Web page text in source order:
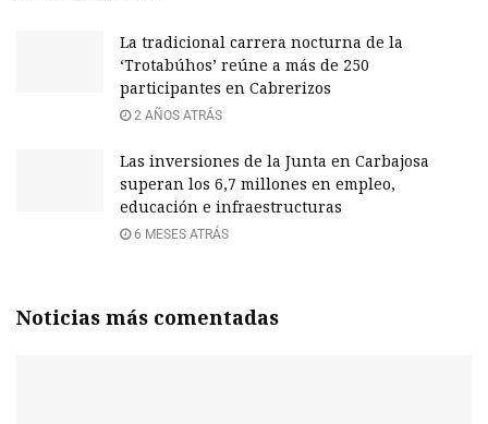
La tradicional carrera nocturna de la
‘Trotabúhos’ reúne a más de 250
participantes en Cabrerizos
2 AÑOS ATRÁS
Las inversiones de la Junta en Carbajosa
superan los 6,7 millones en empleo,
educación e infraestructuras
6 MESES ATRÁS
Noticias más comentadas